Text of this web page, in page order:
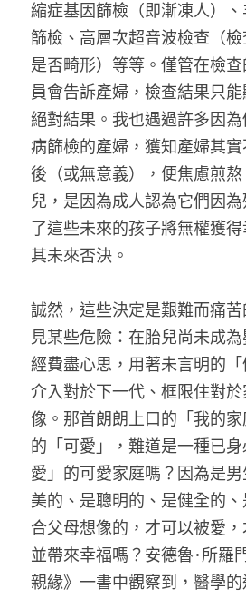
縮症基因篩檢（即漸凍人）
篩檢、高層次超音波檢查（
是否畸形）等等。僅管在檢
員會告訴產婦，檢查結果只
絕對結果。我也遇過許多因
病篩檢的產婦，獲知產婦其
後（或無意義），便焦慮煎
兒，是因為成人認為它們因
了這些未來的孩子將無權獲
其未來否決。
誠然，這些決定是艱難而痛
見某些危險：在胎兒尚未成
經費盡心思，用著未言明的
介入對於下一代、框限住對
像。那首朗朗上口的「我的
的「可愛」，難道是一種已
愛」的可愛家庭嗎？因為是
美的、是聰明的、是健全的
合父母想像的，才可以被愛
並帶來幸福嗎？安德魯･所羅
親緣》一書中觀察到，醫學